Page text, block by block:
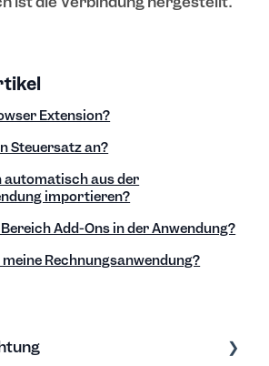
Extension?
Steuersatz an?
automatisch aus der
importieren?
Add-Ons in der Anwendung?
Rechnungsanwendung?